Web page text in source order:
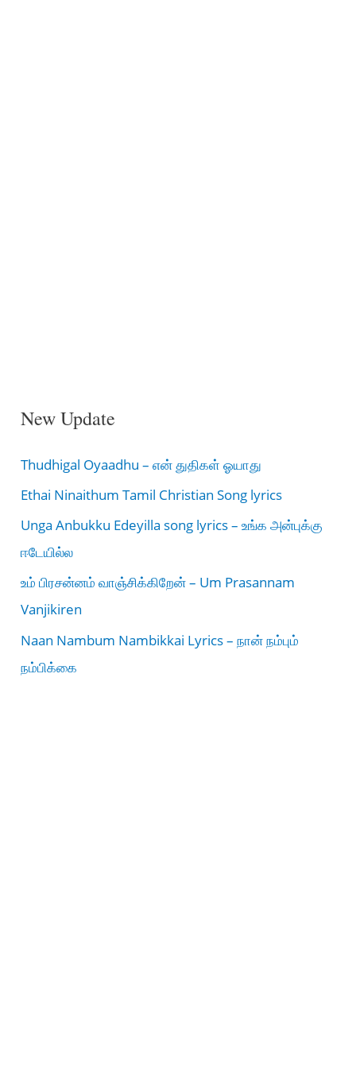
New Update
Thudhigal Oyaadhu – என் துதிகள் ஓயாது
Ethai Ninaithum Tamil Christian Song lyrics
Unga Anbukku Edeyilla song lyrics – உங்க அன்புக்கு
ஈடேயில்ல
உம் பிரசன்னம் வாஞ்சிக்கிறேன் – Um Prasannam
Vanjikiren
Naan Nambum Nambikkai Lyrics – நான் நம்பும்
நம்பிக்கை